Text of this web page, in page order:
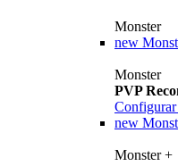
Monster
new
Monster
PVP
Configurar
new
Monster +